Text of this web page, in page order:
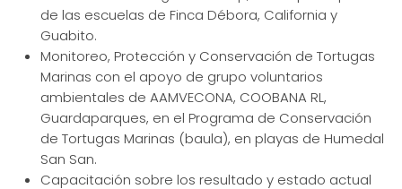
de las escuelas de Finca Débora, California y
Guabito.
Monitoreo, Protección y Conservación de Tortugas
Marinas con el apoyo de grupo voluntarios
ambientales de AAMVECONA, COOBANA RL,
Guardaparques, en el Programa de Conservación
de Tortugas Marinas (baula), en playas de Humedal
San San.
Capacitación sobre los resultado y estado actual